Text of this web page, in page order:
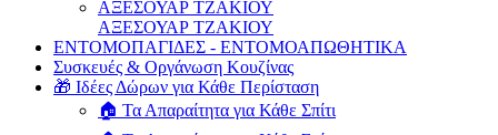
ΑΞΕΣΟΥΑΡ ΤΖΑΚΙΟΥ
ΑΞΕΣΟΥΑΡ ΤΖΑΚΙΟΥ
ΕΝΤΟΜΟΠΑΓΙΔΕΣ - ΕΝΤΟΜΟΑΠΩΘΗΤΙΚΑ
Συσκευές & Οργάνωση Κουζίνας
🎁 Ιδέες Δώρων για Κάθε Περίσταση
🏠 Τα Απαραίτητα για Κάθε Σπίτι